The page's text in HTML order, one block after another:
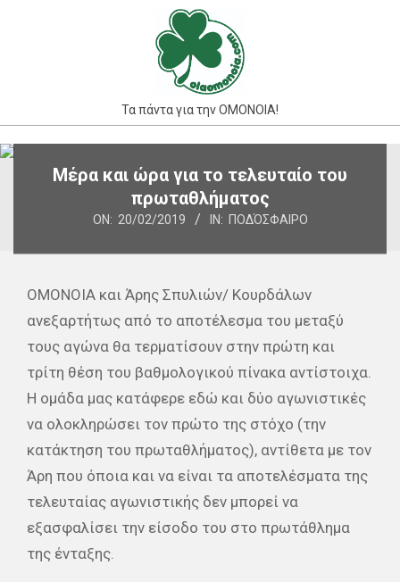
Τα πάντα για την ΟΜΟΝΟΙΑ!
Primary
NavigationΜέρα και ώρα για το τελευταίο του
πρωταθλήματος
ON: 20/02/2019 IN: ΠΟΔΌΣΦΑΙΡΟ
ΟΜΟΝΟΙΑ και Άρης Σπυλιών/ Κουρδάλων
ανεξαρτήτως από το αποτέλεσμα του μεταξύ
τους αγώνα θα τερματίσουν στην πρώτη και
τρίτη θέση του βαθμολογικού πίνακα αντίστοιχα.
Η ομάδα μας κατάφερε εδώ και δύο αγωνιστικές
να ολοκληρώσει τον πρώτο της στόχο (την
κατάκτηση του πρωταθλήματος), αντίθετα με τον
Άρη που όποια και να είναι τα αποτελέσματα της
τελευταίας αγωνιστικής δεν μπορεί να
εξασφαλίσει την είσοδο του στο πρωτάθλημα
της ένταξης.